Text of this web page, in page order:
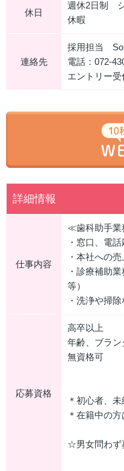
休日
週休2日制
休暇
連絡先
採用担当
電話：072-
エントリー
詳細情報
仕事内容
≪歯科助手業
・窓口、電
・本社への
・診療補助
等）
・洗浄や掃
応募資格
高卒以上
年齢、ブラン
無資格可
＊初心者、未
＊在籍中の
☆男女問わ